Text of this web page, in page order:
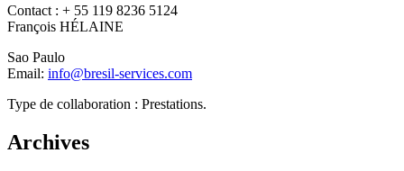
Contact : + 55 119 8236 5124
François HÉLAINE
Sao Paulo
Email: info@bresil-services.com
Type de collaboration : Prestations.
Archives